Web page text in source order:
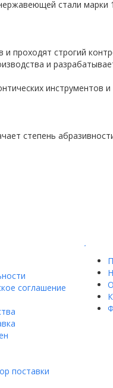
стали марки
проходят строгий
и
инструментов
степень
соглашение
поставки
.